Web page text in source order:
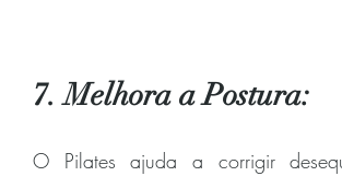
7. Melhora a Postura:
O Pilates ajuda a corrigir